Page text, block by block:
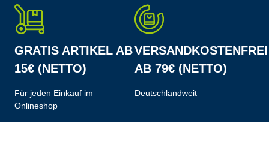
GRATIS ARTIKEL AB
15€ (NETTO)
Für jeden Einkauf im
Onlineshop
VERSANDKOSTENFREI
AB 79€ (NETTO)
Deutschlandweit